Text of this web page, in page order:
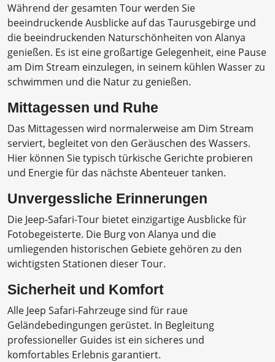
Während der gesamten Tour werden Sie
beeindruckende Ausblicke auf das Taurusgebirge und
die beeindruckenden Naturschönheiten von Alanya
genießen. Es ist eine großartige Gelegenheit, eine Pause
am Dim Stream einzulegen, in seinem kühlen Wasser zu
schwimmen und die Natur zu genießen.
Mittagessen und Ruhe
Das Mittagessen wird normalerweise am Dim Stream
serviert, begleitet von den Geräuschen des Wassers.
Hier können Sie typisch türkische Gerichte probieren
und Energie für das nächste Abenteuer tanken.
Unvergessliche Erinnerungen
Die Jeep-Safari-Tour bietet einzigartige Ausblicke für
Fotobegeisterte. Die Burg von Alanya und die
umliegenden historischen Gebiete gehören zu den
wichtigsten Stationen dieser Tour.
Sicherheit und Komfort
Alle Jeep Safari-Fahrzeuge sind für raue
Geländebedingungen gerüstet. In Begleitung
professioneller Guides ist ein sicheres und
komfortables Erlebnis garantiert.